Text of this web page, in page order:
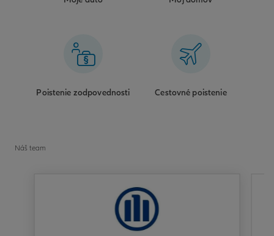
Poistenie zodpovednosti Cestovné poistenie
Náš team